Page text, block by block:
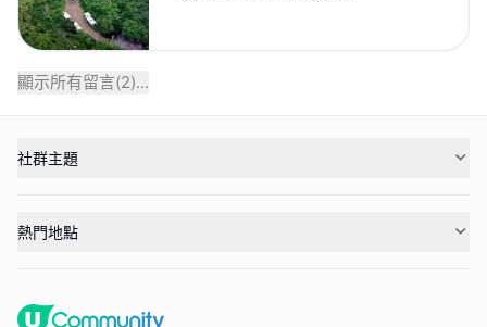
顯示所有留言(2)...
社群主題
熱門地點